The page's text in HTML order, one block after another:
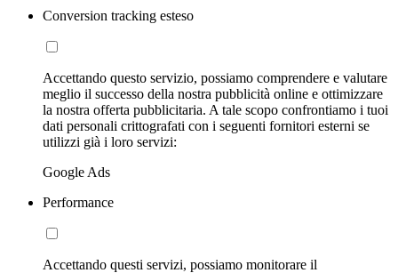
Conversion tracking esteso
Accettando questo servizio, possiamo comprendere e valutare
meglio il successo della nostra pubblicità online e ottimizzare
la nostra offerta pubblicitaria. A tale scopo confrontiamo i tuoi
dati personali crittografati con i seguenti fornitori esterni se
utilizzi già i loro servizi:
Google Ads
Performance
Accettando questi servizi, possiamo monitorare il